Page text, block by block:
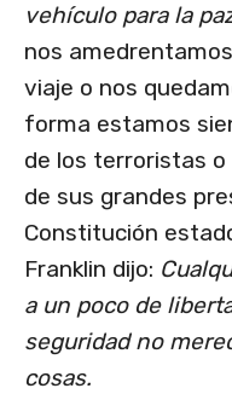
vehículo para la
nos
viaje o nos
forma estamos
de los terroristas o
de sus grandes
Constitución
Franklin dijo:
a un poco de
seguridad no
cosas.